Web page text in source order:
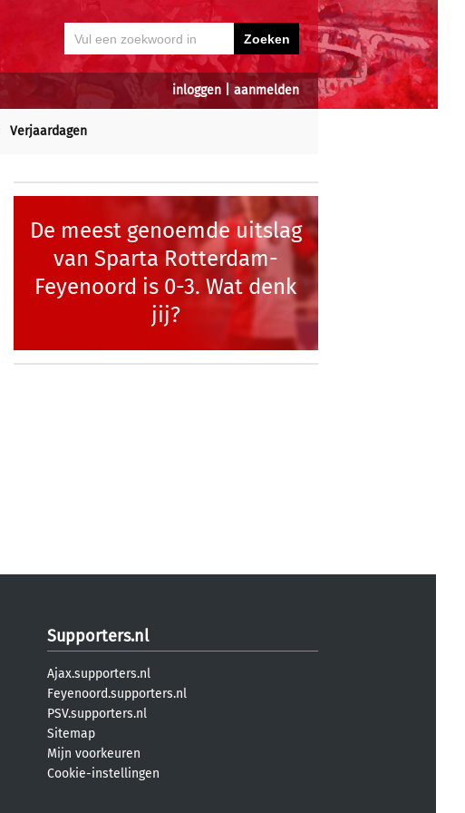
inloggen aanmelden
Verjaardagen
De meest genoemde uitslag
van Sparta Rotterdam-
Feyenoord is 0-3. Wat denk
jij?
Supporters.nl
Ajax.supporters.nl
Feyenoord.supporters.nl
PSV.supporters.nl
Sitemap
Mijn voorkeuren
Cookie-instellingen